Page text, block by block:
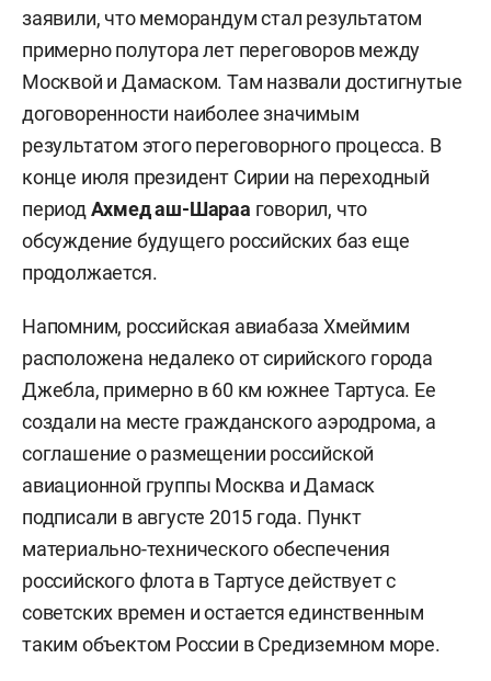
заявили, что меморандум стал результатом
примерно полутора лет переговоров между
Москвой и Дамаском. Там назвали достигнутые
договоренности наиболее значимым
результатом этого переговорного процесса. В
конце июля президент Сирии на переходный
периодАхмед аш-Шараа говорил, что
обсуждение будущего российских баз еще
продолжается.
Напомним, российская авиабаза Хмеймим
расположена недалеко от сирийского города
Джебла, примерно в 60 км южнее Тартуса. Ее
создали на месте гражданского аэродрома, а
соглашение о размещении российской
авиационной группы Москва и Дамаск
подписали в августе 2015 года. Пункт
материально-технического обеспечения
российского флота в Тартусе действует с
советских времен и остается единственным
таким объектом России в Средиземном море.